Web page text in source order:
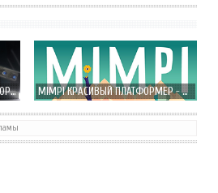
БОЕВОЙ КОСМИЧЕСКИЙ СИМУЛЯТОР STRIKE WING ВЫХОДИТ 24 ОКТЯБРЯ! MIMPI КРАСИВЫЙ ПЛАТФОРМЕР - ПОМОГИ ЛУЧШЕМУ ДРУГУ ЧЕЛОВЕКА!